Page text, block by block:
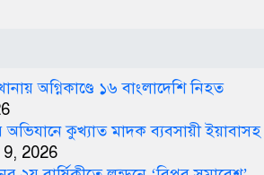
অগ্নিকাণ্ডে ১৬ বাংলাদেশি নিহত
অভিযানে কুখ্যাত মাদক ব্যবসায়ী ইয়াবাসহ
2026